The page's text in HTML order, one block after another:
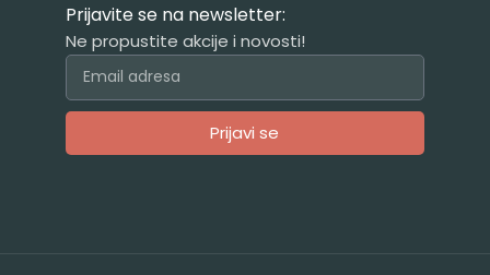
Prijavite se na newsletter:
Ne propustite akcije i novosti!
Prijavi se